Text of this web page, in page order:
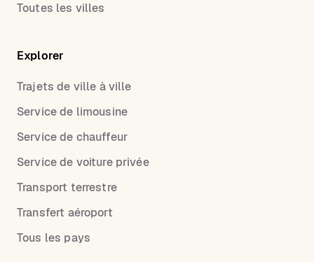
Toutes les villes
Explorer
Trajets de ville à ville
Service de limousine
Service de chauffeur
Service de voiture privée
Transport terrestre
Transfert aéroport
Tous les pays